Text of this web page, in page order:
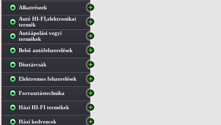
Alkatrészek
Autó HI-FI,elektronikai
termék
Autóápolási vegyi
termékek
Belső autófelszerelések
Dísztárcsák
Elektromos felszerelések
Forrasztástechnika
Házi HI-FI termékek
Házi kedvencek